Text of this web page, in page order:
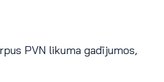
PVN likuma gadījumos,